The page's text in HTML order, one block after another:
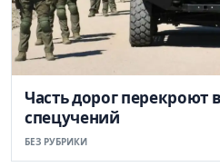
Часть дорог перекроют
спецучений
БЕЗ РУБРИКИ